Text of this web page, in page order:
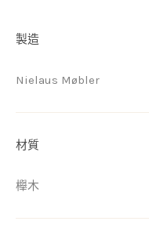
製造
Nielaus Møbler
材質
櫸木